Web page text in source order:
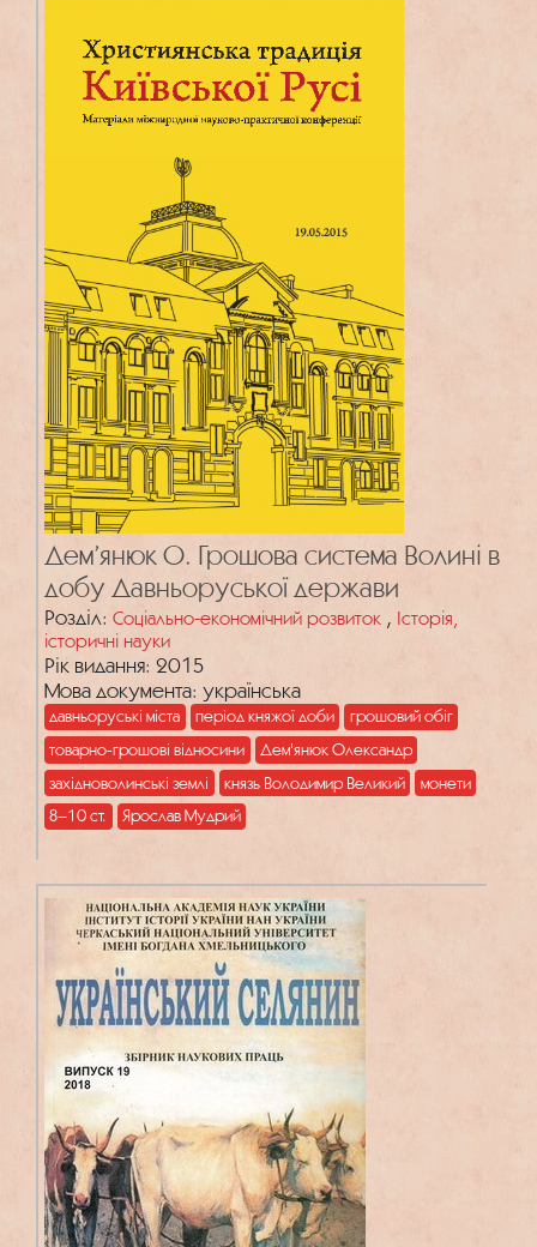
Дем’янюк О. Грошова система Волині в
добу Давньоруської держави
Розділ: Соціально-економічний розвиток , Історія,
історичні науки
Рік видання: 2015
Мова документа: українська
давньоруські міста період княжої доби
грошовий обіг
товарно-грошові відносини
Дем'янюк Олександр
західноволинські землі
князь Володимир Великий
монети
8–10 ст.
Ярослав Мудрий